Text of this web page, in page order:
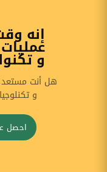
إنه
و
هل أنت مستعد
و
احصل